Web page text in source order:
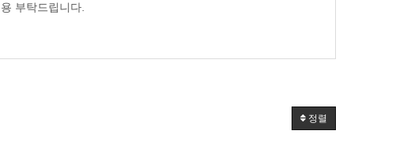
용 부탁드립니다.
정렬